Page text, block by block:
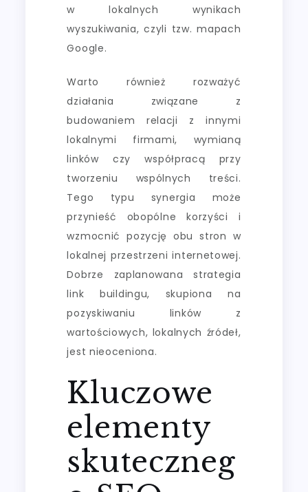
w lokalnych wynikach
wyszukiwania, czyli tzw. mapach
Google.
Warto również rozważyć
działania związane z
budowaniem relacji z innymi
lokalnymi firmami, wymianą
linków czy współpracą przy
tworzeniu wspólnych treści.
Tego typu synergia może
przynieść obopólne korzyści i
wzmocnić pozycję obu stron w
lokalnej przestrzeni internetowej.
Dobrze zaplanowana strategia
link buildingu, skupiona na
pozyskiwaniu linków z
wartościowych, lokalnych źródeł,
jest nieoceniona.
Kluczowe
elementy
skuteczneg